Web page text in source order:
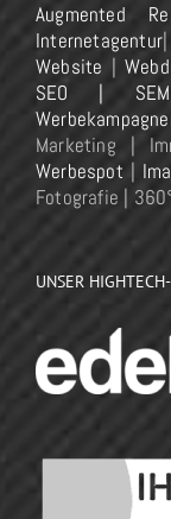
Augmented
Internetagentur|
Website |
SEO | SEM
Marketing |
Werbespot |
Fotografie |
UNSER